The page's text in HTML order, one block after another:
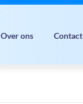
Over ons Contact